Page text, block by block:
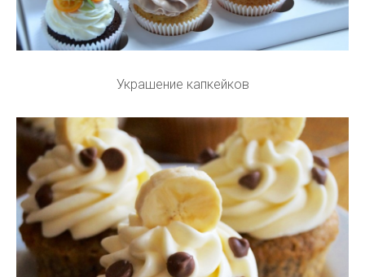
Украшение капкейков